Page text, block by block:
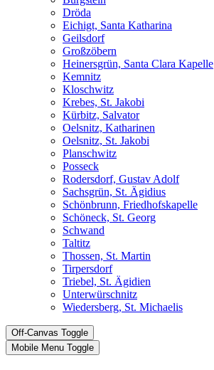
Dröda
Eichigt, Santa Katharina
Geilsdorf
Großzöbern
Heinersgrün, Santa Clara Kapelle
Kemnitz
Kloschwitz
Krebes, St. Jakobi
Kürbitz, Salvator
Oelsnitz, Katharinen
Oelsnitz, St. Jakobi
Planschwitz
Posseck
Rodersdorf, Gustav Adolf
Sachsgrün, St. Ägidius
Schönbrunn, Friedhofskapelle
Schöneck, St. Georg
Schwand
Taltitz
Thossen, St. Martin
Tirpersdorf
Triebel, St. Ägidien
Unterwürschnitz
Wiedersberg, St. Michaelis
Off-Canvas Toggle
Mobile Menu Toggle